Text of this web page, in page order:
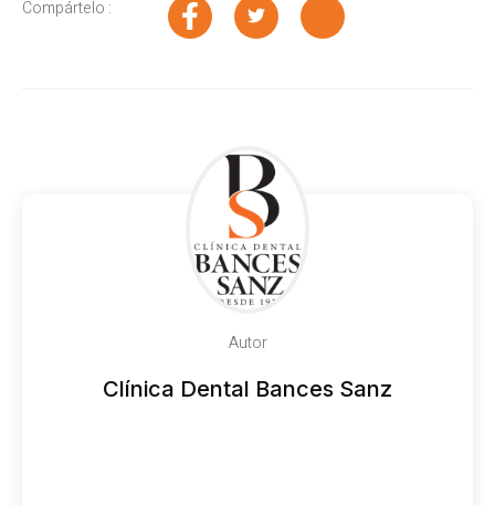
Compártelo :
Autor
Clínica Dental Bances Sanz